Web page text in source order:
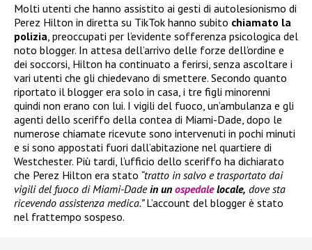
Molti utenti che hanno assistito ai gesti di autolesionismo di
Perez Hilton in diretta su TikTok hanno subito chiamato la
polizia , preoccupati per l’evidente sofferenza psicologica del
noto blogger. In attesa dell’arrivo delle forze dell’ordine e
dei soccorsi, Hilton ha continuato a ferirsi, senza ascoltare i
vari utenti che gli chiedevano di smettere. Secondo quanto
riportato il blogger era solo in casa, i tre figli minorenni
quindi non erano con lui. I vigili del fuoco, un’ambulanza e gli
agenti dello sceriffo della contea di Miami-Dade, dopo le
numerose chiamate ricevute sono intervenuti in pochi minuti
e si sono appostati fuori dall’abitazione nel quartiere di
Westchester. Più tardi, l’ufficio dello sceriffo ha dichiarato
che Perez Hilton era stato “tratto in salvo e trasportato dai
vigili del fuoco di Miami-Dadein un ospedalelocale, dove sta
ricevendo assistenza medica.”L’account del blogger è stato
nel frattempo sospeso.